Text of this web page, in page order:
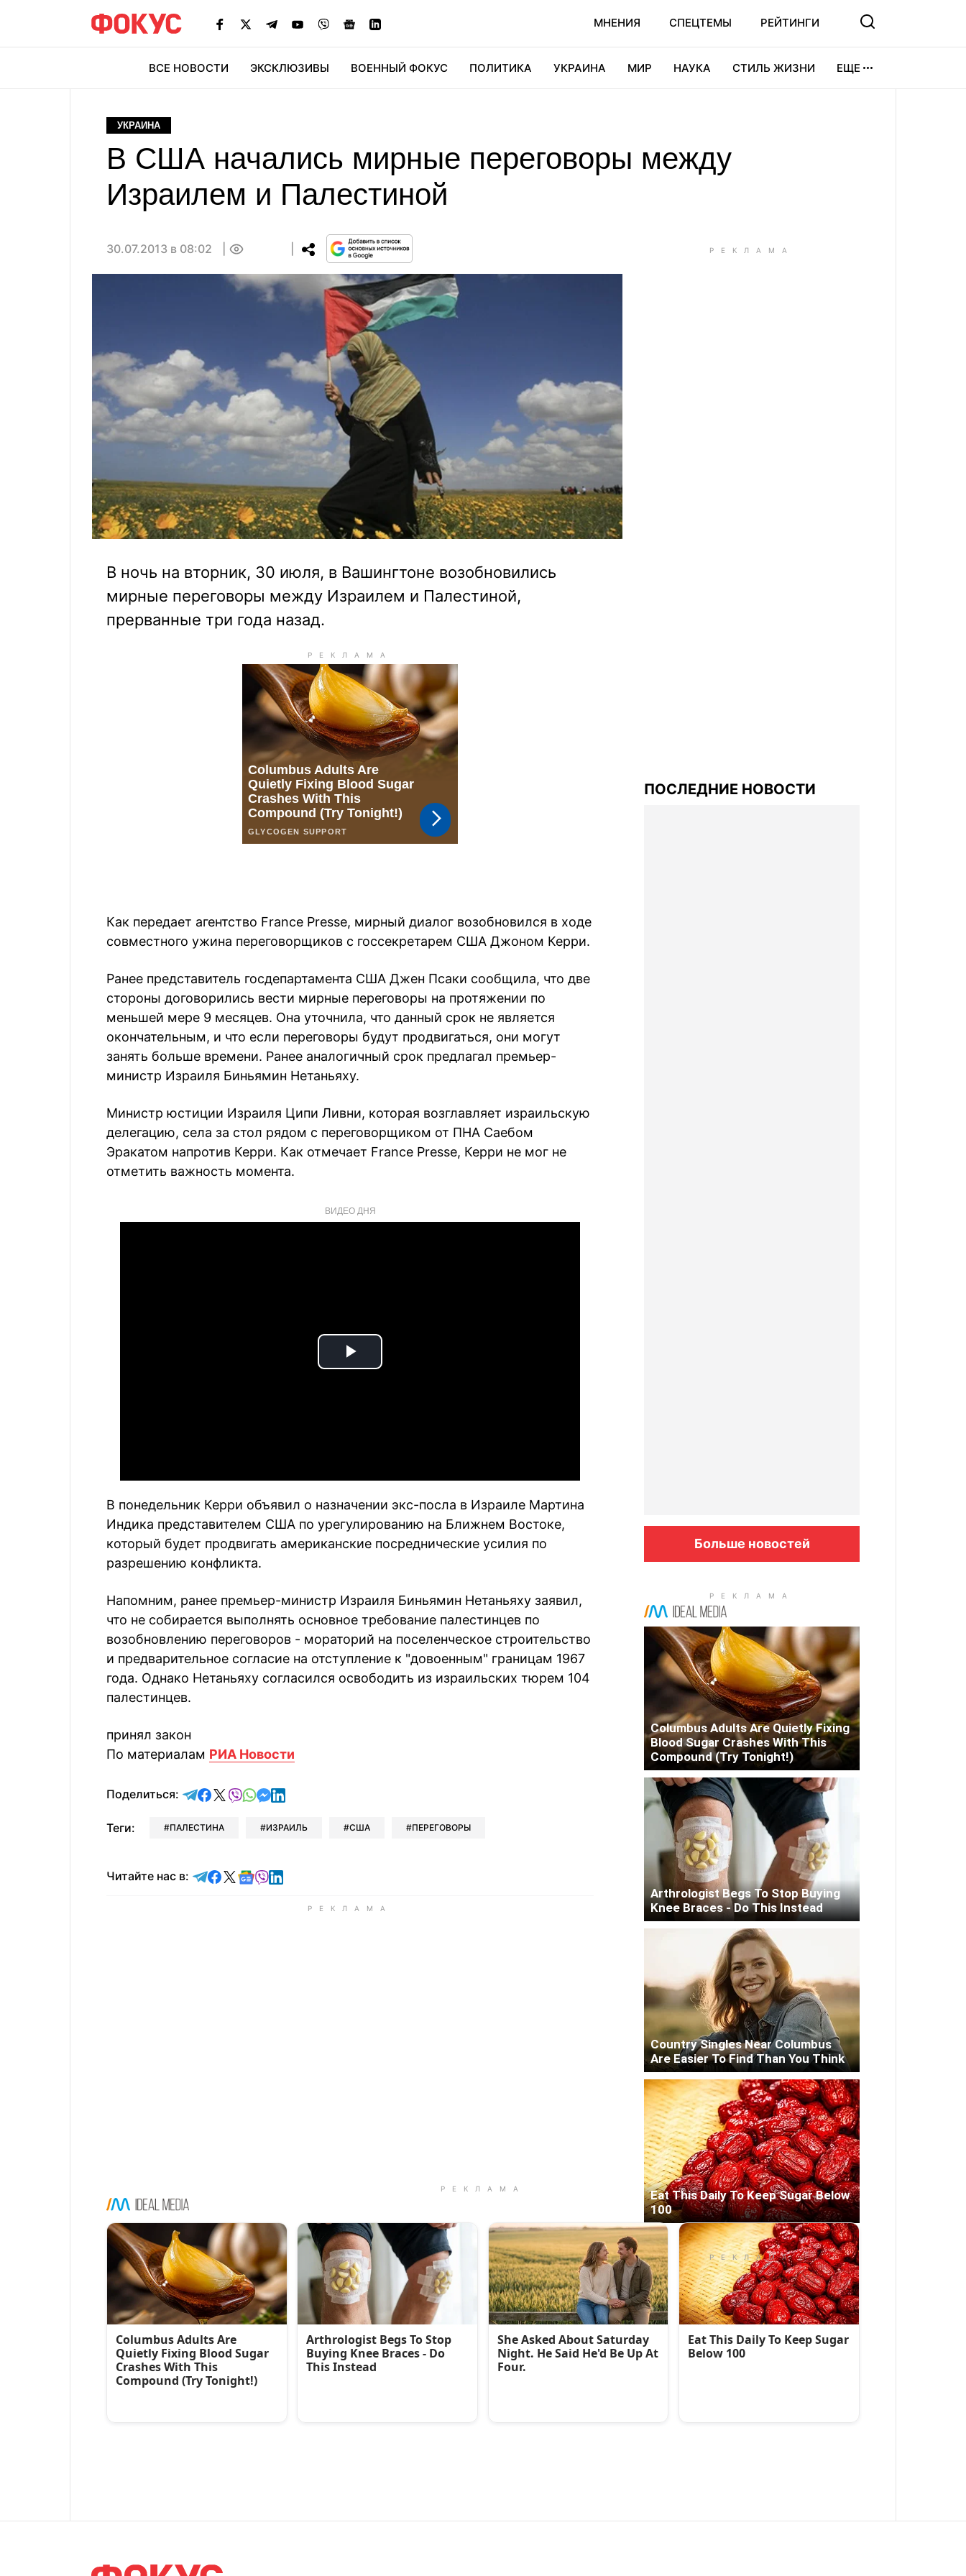
МНЕНИЯ СПЕЦТЕМЫ РЕЙТИНГИ
ВСЕ НОВОСТИ ЭКСКЛЮЗИВЫ ВОЕННЫЙ ФОКУС ПОЛИТИКА УКРАИНА МИР НАУКА СТИЛЬ ЖИЗНИ ЕЩЕ
УКРАИНА
В США начались мирные переговоры между
Израилем и Палестиной
30.07.2013 в 08:02
В ночь на вторник, 30 июля, в Вашингтоне возобновились
мирные переговоры между Израилем и Палестиной,
прерванные три года назад.
Как передает агентство France Presse, мирный диалог возобновился в ходе
совместного ужина переговорщиков с госсекретарем США Джоном Керри.
Ранее представитель госдепартамента США Джен Псаки сообщила, что две
стороны договорились вести мирные переговоры на протяжении по
меньшей мере 9 месяцев. Она уточнила, что данный срок не является
окончательным, и что если переговоры будут продвигаться, они могут
занять больше времени. Ранее аналогичный срок предлагал премьер-
министр Израиля Биньямин Нетаньяху.
Министр юстиции Израиля Ципи Ливни, которая возглавляет израильскую
делегацию, села за стол рядом с переговорщиком от ПНА Саебом
Эракатом напротив Керри. Как отмечает France Presse, Керри не мог не
отметить важность момента.
ВИДЕО ДНЯ
Play
В понедельник Керри объявил о назначении экс-посла в Израиле Мартина
Индика представителем США по урегулированию на Ближнем Востоке,
который будет продвигать американские посреднические усилия по
разрешению конфликта.
Напомним, ранее премьер-министр Израиля Биньямин Нетаньяху заявил,
что не собирается выполнять основное требование палестинцев по
возобновлению переговоров - мораторий на поселенческое строительство
и предварительное согласие на отступление к "довоенным" границам 1967
года. Однако Нетаньяху согласился освободить из израильских тюрем 104
палестинцев.
принял закон
По материалам РИА Новости
Поделиться: отправить в Telegram
поделиться в Facebook
поделиться в X
отправить в Viber
отправить в Whatsapp
отправить в Messenger
отправить в LinkedIn
Теги: ПАЛЕСТИНА ИЗРАИЛЬ США ПЕРЕГОВОРЫ
Читайте нас в: Читайте в Telegram
Читайте в Facebook
Читайте в X
Читайте в Google news
Читайте в Viber
Читайте в LinkedIn
ПОСЛЕДНИЕ НОВОСТИ
Больше новостей